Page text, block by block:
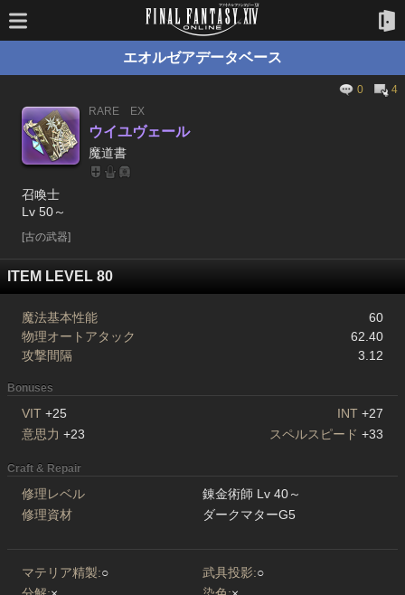
エオルゼアデータベース
0
4
RARE
EX
ウイユヴェール
魔道書
召喚士
Lv 50～
[古の武器]
ITEM LEVEL 80
魔法基本性能
60
物理オートアタック
62.40
攻撃間隔
3.12
Bonuses
VIT +25 INT +27
意思力 +23 スペルスピード +33
Craft & Repair
修理レベル
錬金術師 Lv 40～
修理資材
ダークマターG5
マテリア精製:○ 武具投影:○